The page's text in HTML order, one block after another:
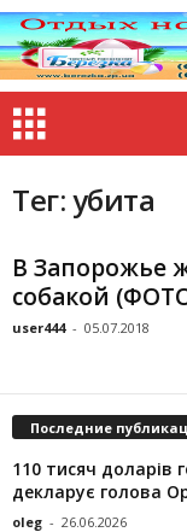
Тег: убита
В Запорожье
собакой
user444 - 05.07.2018
Последние
110 тисяч доларів
декларує голова
oleg - 26.06.2026